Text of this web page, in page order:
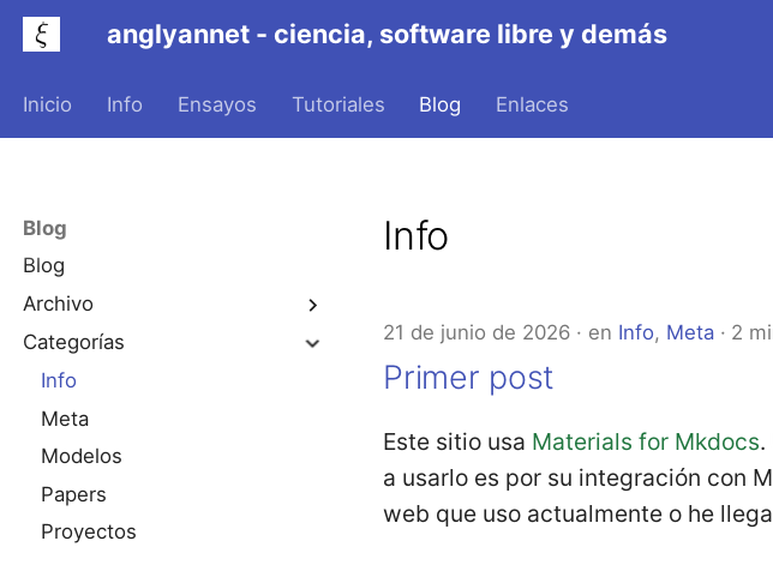
anglyannet - ciencia, software libre y demás
Inicio Info Ensayos Tutoriales Blog Enlaces
Blog
Blog
Archivo
2026
Categorías
Info
Meta
Modelos
Papers
Proyectos
Info
21 de junio de 2026 en Info, Meta 2
Primer post
Este sitio usa Materials for Mkdocs.
a usarlo es por su integración con
web que uso actualmente o he